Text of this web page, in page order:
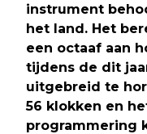
instrument
het land. Het
een octaaf aan
tijdens de dit
uitgebreid te
56 klokken en
programmering